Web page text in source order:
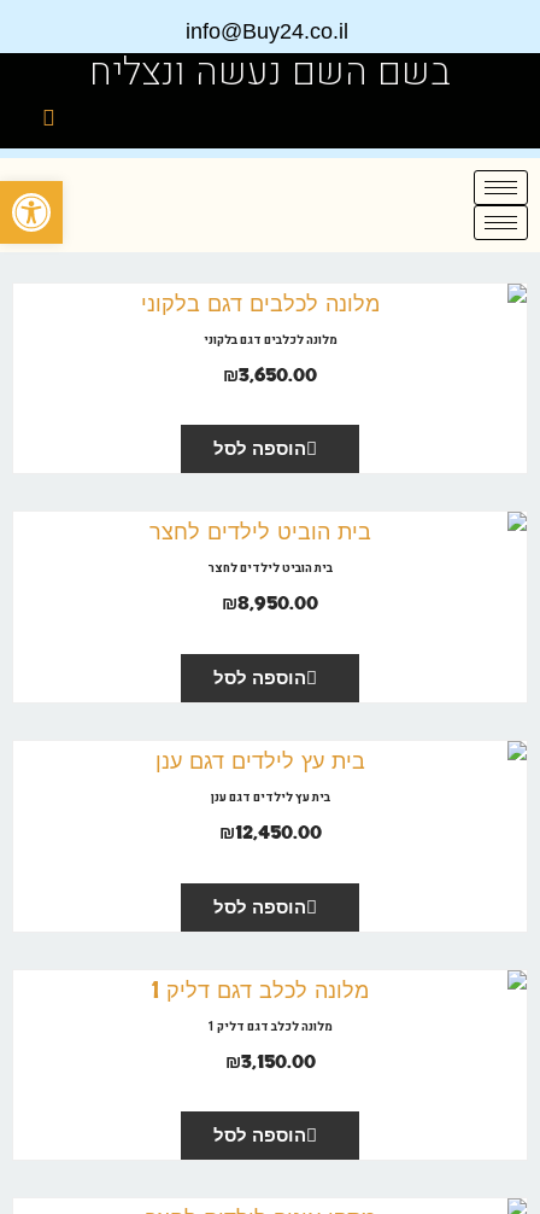
info@Buy24.co.il
בשם השם נעשה ונצליח
מלונה לכלבים דגם בלקוני
₪3,650.00
הוספה לסל
בית הוביט לילדים לחצר
₪8,950.00
הוספה לסל
בית עץ לילדים דגם ענן
₪12,450.00
הוספה לסל
מלונה לכלב דגם דליק 1
₪3,150.00
הוספה לסל